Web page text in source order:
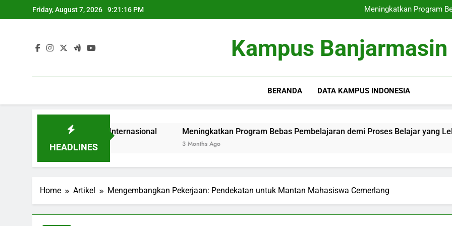
to
Friday, August 7, 2026 9:21:17 PM
Meningkatkan Program
Rantai Blok Pendidikan
Meningkatkan Program
Rantai Blok Pendidikan
Kampus Banjarmasin
BERANDA DATA KAMPUS INDONESIA
HEADLINES
di Komunitas Internasional Meningkatkan Program Bebas Pembelajaran demi Proses Belajar yang Lebih
3 Months Ago
Home Artikel Mengembangkan Pekerjaan: Pendekatan untuk Mantan Mahasiswa Cemerlang